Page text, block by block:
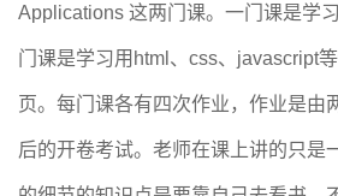
Applications 这两门课。一门课是学
门课是学习用html、css、javascript
页。每门课各有四次作业，作业是由
后的开卷考试。老师在课上讲的只是